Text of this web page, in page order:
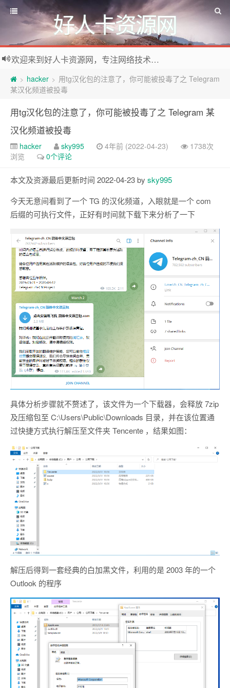
好人卡资源网
欢迎来到好人卡资源网，专注网络技术资源收集，我们不仅是网络资源的搬运工，也生产原创资源。寻找资源请留言或关注公众号:烈日下的男人
> hacker > 用tg汉化包的注意了，你可能被投毒了之 Telegram
某汉化频道被投毒
用tg汉化包的注意了，你可能被投毒了之 Telegram 某
汉化频道被投毒
hacker sky995 4年前 (2022-04-23)
1738次
浏览
0个评论
本文及资源最后更新时间 2022-04-23 by sky995
今天无意间看到了一个 TG 的汉化频道，入眼就是一个 com
后缀的可执行文件，正好有时间就下载下来分析了一下
具体分析步骤就不赘述了，该文件为一个下载器，会释放 7zip
及压缩包至 C:\Users\Public\Downloads 目录，并在该位置通
过快捷方式执行解压至文件夹 Tencente ，结果如图：
解压后得到一套经典的白加黑文件，利用的是 2003 年的一个
Outlook 的程序